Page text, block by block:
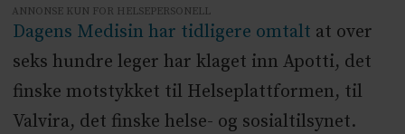
ANNONSE KUN FOR HELSEPERSONELL
Dagens Medisin har tidligere omtalt at over
seks hundre leger har klaget inn Apotti, det
finske motstykket til Helseplattformen, til
Valvira, det finske helse- og sosialtilsynet.